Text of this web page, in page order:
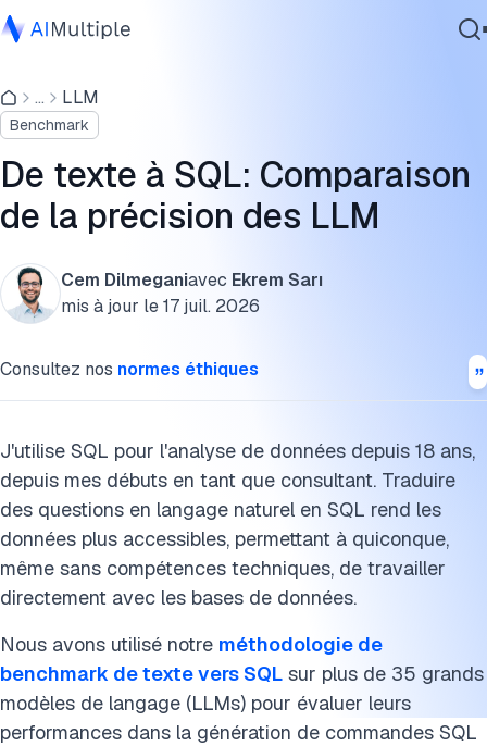
IA agentique
cybersécurité
Données
Logiciel d'entreprise
Services
... LLM
Benchmark
De texte à SQL: Comparaison
de la précision des LLM
Cem Dilmeganiavec Ekrem Sarı
mis à jour le17 juil. 2026
Consultez nos normes éthiques
J'utilise SQL pour l'analyse de données depuis 18 ans,
depuis mes débuts en tant que consultant. Traduire
des questions en langage naturel en SQL rend les
données plus accessibles, permettant à quiconque,
même sans compétences techniques, de travailler
directement avec les bases de données.
Nous avons utilisé notre méthodologie de
benchmark de texte vers SQL sur plus de 35 grands
modèles de langage (LLMs) pour évaluer leurs
performances dans la génération de commandes SQL
Pourquoi certains LLMs sont meilleurs en SQL
étape
Qu'est-ce que le texte vers SQL ?
Comment fonctionne le texte vers SQL ?
Limites et risques pratiques
Méthodologie de benchmark pour le texte vers SQL
Citez ce benchmark